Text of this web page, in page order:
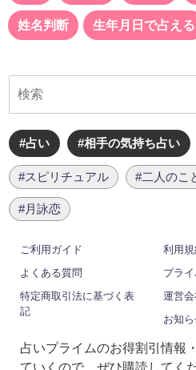
姓名判断 生年月日で占える
#占い #相手の気持ち占い
#スピリチュアル #二人のこ
#月詠恋
ご利用ガイド
利用規
よくある質問
プラ
特定商取引法に基づく表
記
運営会
お知
占いプライムのお得割引情報
ていくので、ぜひ購読してく